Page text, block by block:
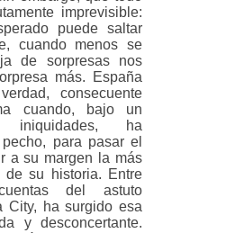
imprevisible:
puede saltar
cuando menos se
de sorpresas nos
más. España
consecuente
cuando, bajo un
ha
para pasar el
a su margen la más
de su historia. Entre
del astuto
City, ha surgido esa
y desconcertante.